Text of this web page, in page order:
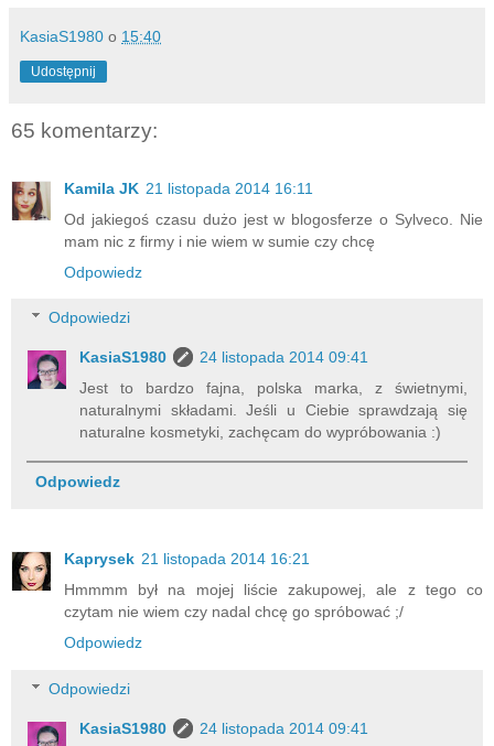
KasiaS1980 o 15:40
Udostępnij
65 komentarzy:
Kamila JK 21 listopada 2014 16:11
Od jakiegoś czasu dużo jest w blogosferze o Sylveco. Nie
mam nic z firmy i nie wiem w sumie czy chcę
Odpowiedz
Odpowiedzi
KasiaS1980
24 listopada 2014 09:41
Jest to bardzo fajna, polska marka, z świetnymi,
naturalnymi składami. Jeśli u Ciebie sprawdzają się
naturalne kosmetyki, zachęcam do wypróbowania :)
Odpowiedz
Kaprysek 21 listopada 2014 16:21
Hmmmm był na mojej liście zakupowej, ale z tego co
czytam nie wiem czy nadal chcę go spróbować ;/
Odpowiedz
Odpowiedzi
KasiaS1980
24 listopada 2014 09:41